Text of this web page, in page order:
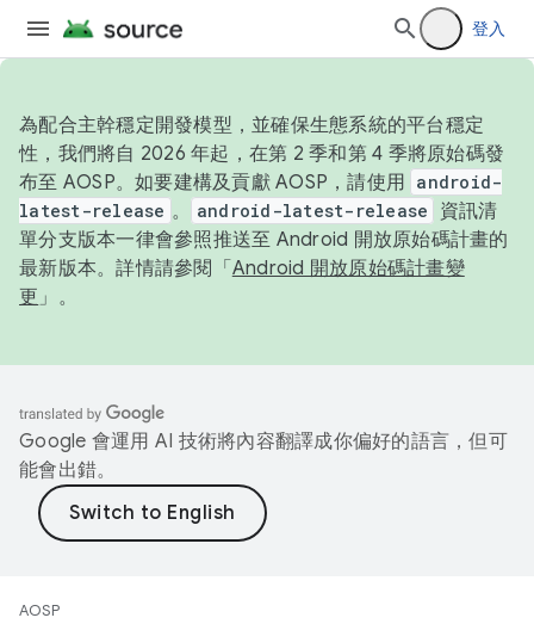
登入
為配合主幹穩定開發模型，並確保生態系統的平台穩定
性，我們將自 2026 年起，在第 2 季和第 4 季將原始碼發
布至 AOSP。如要建構及貢獻 AOSP，請使用 android-
latest-release 。 android-latest-release
資訊清
單分支版本一律會參照推送至 Android 開放原始碼計畫的
最新版本。詳情請參閱「 Android 開放原始碼計畫變
更 」。
Google 會運用 AI 技術將內容翻譯成你偏好的語言，但可
能會出錯。
AOSP